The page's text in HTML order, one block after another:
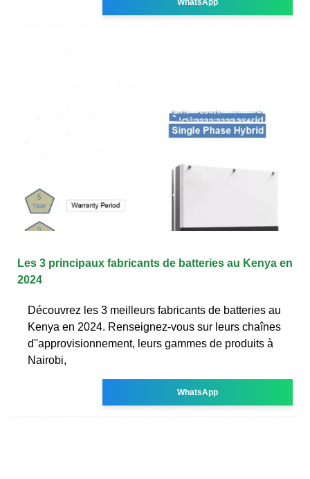
Les 3 principaux fabricants de batteries au Kenya en
2024
Découvrez les 3 meilleurs fabricants de batteries au
Kenya en 2024. Renseignez-vous sur leurs chaînes
d''approvisionnement, leurs gammes de produits à
Nairobi,
WhatsApp